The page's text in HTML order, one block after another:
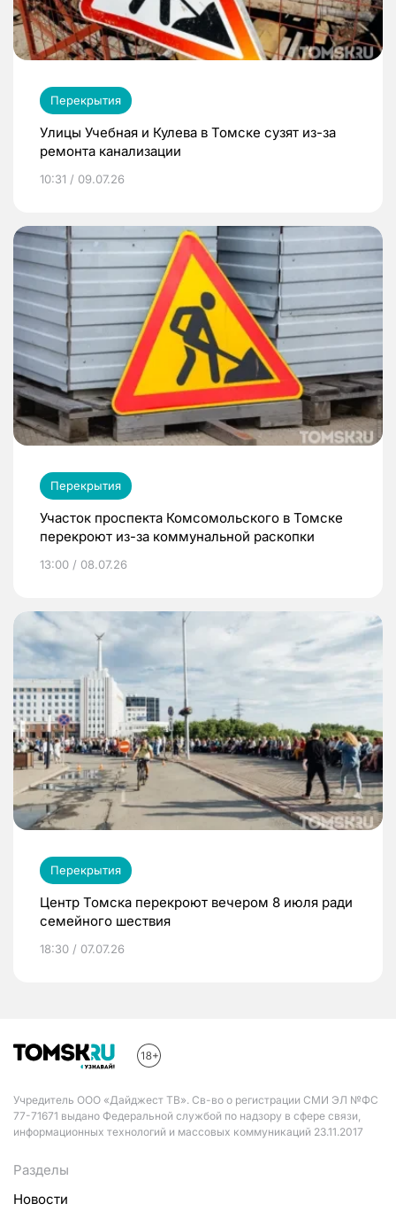
Перекрытия
Улицы Учебная и Кулева в Томске сузят из-за
ремонта канализации
10:31 / 09.07.26
Перекрытия
Участок проспекта Комсомольского в Томске
перекроют из-за коммунальной раскопки
13:00 / 08.07.26
Перекрытия
Центр Томска перекроют вечером 8 июля ради
семейного шествия
18:30 / 07.07.26
Учредитель ООО «Дайджест ТВ». Св-во о регистрации СМИ ЭЛ №ФС
77-71671 выдано Федеральной службой по надзору в сфере связи,
информационных технологий и массовых коммуникаций 23.11.2017
Разделы
Новости